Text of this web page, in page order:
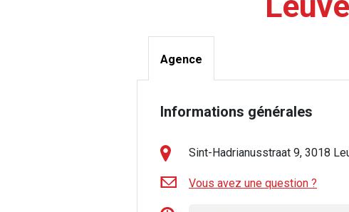
Agence
Informations générales
Sint-Hadrianusstraat 9, 3018
Vous avez une question ?